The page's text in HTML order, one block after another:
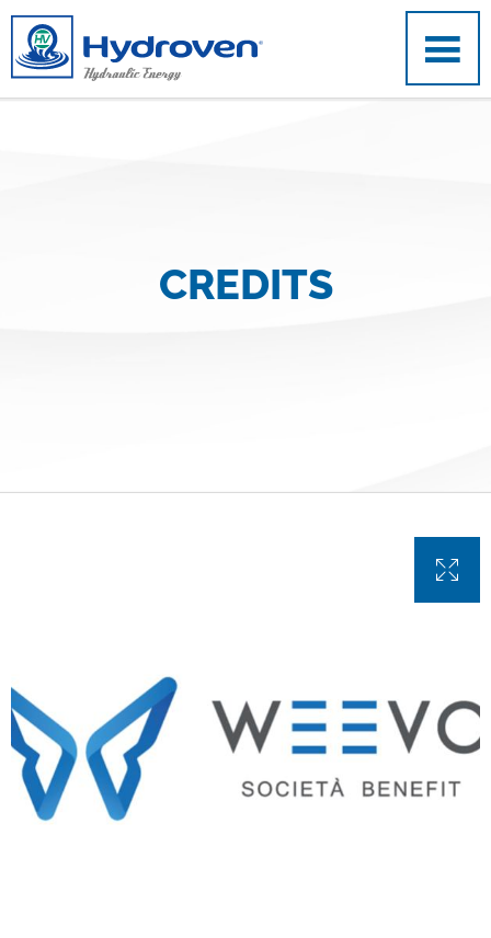
Salta al contenuto principale
CREDITS